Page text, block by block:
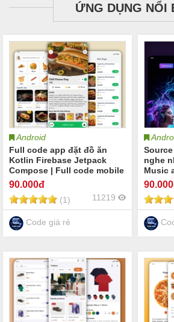
ỨNG DỤNG NỔI
Android
Full code app đặt đồ ăn
Kotlin Firebase Jetpack
Compose | Full code mobile
app food order | Đồ án ứng
dụng food đặt đồ ăn online
90.000đ
(1) 11219
Code giá rẻ
nghe
Music
nghe
Player
90